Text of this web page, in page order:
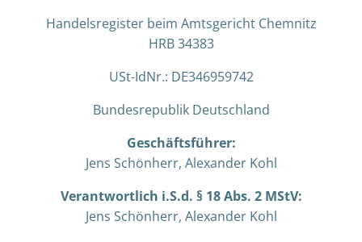
Handelsregister beim Amtsgericht Chemnitz
HRB 34383
USt-IdNr.: DE346959742
Bundesrepublik Deutschland
Geschäftsführer:
Jens Schönherr, Alexander Kohl
Verantwortlich i.S.d. § 18 Abs. 2 MStV:
Jens Schönherr, Alexander Kohl